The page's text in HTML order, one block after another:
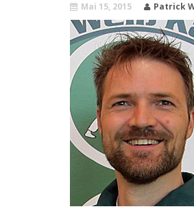
Mai 15, 2015 Patrick